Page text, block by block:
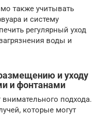
также учитывать
и систему
регулярный уход
воды и
и уходу
и фонтанами
подхода.
которые могут